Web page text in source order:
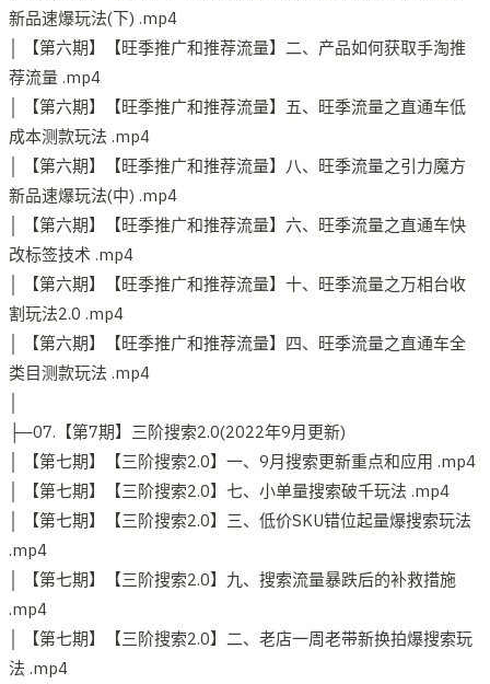
新品速爆玩法(下) .mp4
│ 【第六期】【旺季推广和推荐流量】二、产品如何获取手淘推
荐流量 .mp4
│ 【第六期】【旺季推广和推荐流量】五、旺季流量之直通车低
成本测款玩法 .mp4
│ 【第六期】【旺季推广和推荐流量】八、旺季流量之引力魔方
新品速爆玩法(中) .mp4
│ 【第六期】【旺季推广和推荐流量】六、旺季流量之直通车快
改标签技术 .mp4
│ 【第六期】【旺季推广和推荐流量】十、旺季流量之万相台收
割玩法2.0 .mp4
│ 【第六期】【旺季推广和推荐流量】四、旺季流量之直通车全
类目测款玩法 .mp4
├─07.【第7期】三阶搜索2.0(2022年9月更新)
│ 【第七期】【三阶搜索2.0】一、9月搜索更新重点和应用 .mp4
│ 【第七期】【三阶搜索2.0】七、小单量搜索破千玩法 .mp4
│ 【第七期】【三阶搜索2.0】三、低价SKU错位起量爆搜索玩法
.mp4
│ 【第七期】【三阶搜索2.0】九、搜索流量暴跌后的补救措施
.mp4
│ 【第七期】【三阶搜索2.0】二、老店一周老带新换拍爆搜索玩
法 .mp4